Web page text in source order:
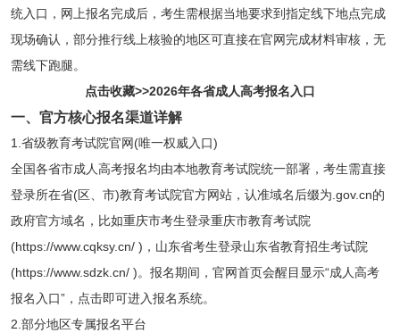
统入口，网上报名完成后，考生需根据当地要求到指定线下地点完成
现场确认，部分推行线上核验的地区可直接在官网完成材料审核，无
需线下跑腿。
点击收藏>>2026年各省成人高考报名入口
一、官方核心报名渠道详解
1.省级教育考试院官网(唯一权威入口)
全国各省市成人高考报名均由本地教育考试院统一部署，考生需直接
登录所在省(区、市)教育考试院官方网站，认准域名后缀为.gov.cn的
政府官方域名，比如重庆市考生登录重庆市教育考试院
(https://www.cqksy.cn/ )，山东省考生登录山东省教育招生考试院
(https://www.sdzk.cn/ )。报名期间，官网首页会醒目显示“成人高考
报名入口”，点击即可进入报名系统。
2.部分地区专属报名平台